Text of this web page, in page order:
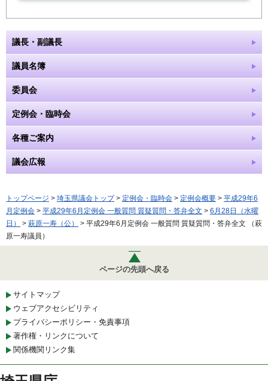
議長・副議長
議員名簿
委員会
定例会・臨時会
各種ご案内
議会広報
トップページ > 埼玉県議会トップ> 定例会・臨時会 > 定例会概要 > 平成29年6
月定例会 > 平成29年6月定例会 一般質問 質疑質問・答弁全文 > 6月28日（水曜
日）
> 萩原一寿（公）
> 平成29年6月定例会 一般質問 質疑質問・答弁全文 （萩
原一寿議員）
ページの先頭へ戻る
サイトマップ
ウェブアクセシビリティ
プライバシーポリシー・免責事項
著作権・リンクについて
関係機関リンク集